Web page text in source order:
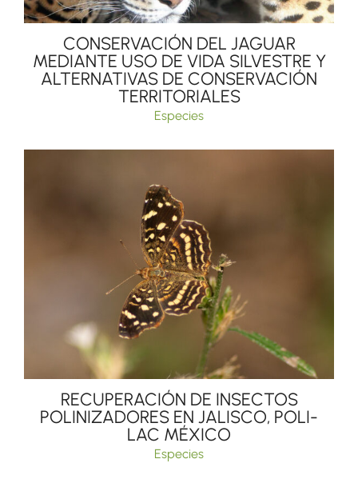
CONSERVACIÓN DEL JAGUAR
MEDIANTE USO DE VIDA SILVESTRE Y
ALTERNATIVAS DE CONSERVACIÓN
TERRITORIALES
Especies
RECUPERACIÓN DE INSECTOS
POLINIZADORES EN JALISCO, POLI-
LAC MÉXICO
Especies